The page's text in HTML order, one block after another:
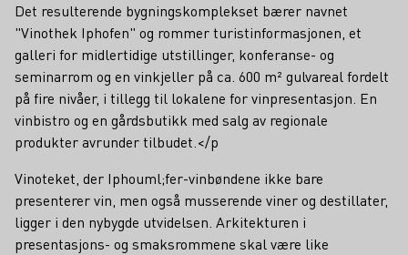
Det resulterende bygningskomplekset bærer navnet
"Vinothek Iphofen" og rommer turistinformasjonen, et
galleri for midlertidige utstillinger, konferanse- og
seminarrom og en vinkjeller på ca. 600 m² gulvareal fordelt
på fire nivåer, i tillegg til lokalene for vinpresentasjon. En
vinbistro og en gårdsbutikk med salg av regionale
produkter avrunder tilbudet.</p
Vinoteket, der Iphouml;fer-vinbøndene ikke bare
presenterer vin, men også musserende viner og destillater,
ligger i den nybygde utvidelsen. Arkitekturen i
presentasjons- og smaksrommene skal være like